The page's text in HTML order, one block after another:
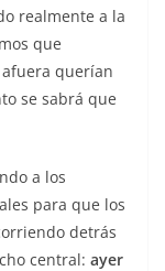
realmente a la
que
querían
se sabrá que
a los
para que los
detrás
central: ayer